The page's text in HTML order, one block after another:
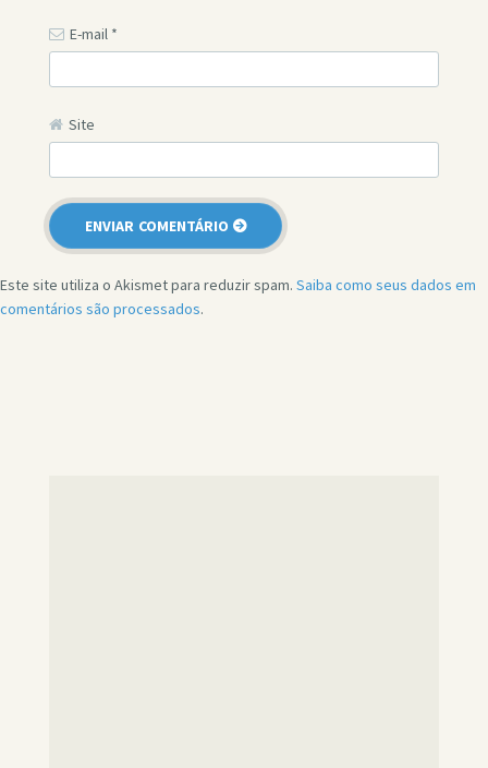
E-mail *
Site
Este site utiliza o Akismet para reduzir spam. Saiba como seus dados em
comentários são processados.